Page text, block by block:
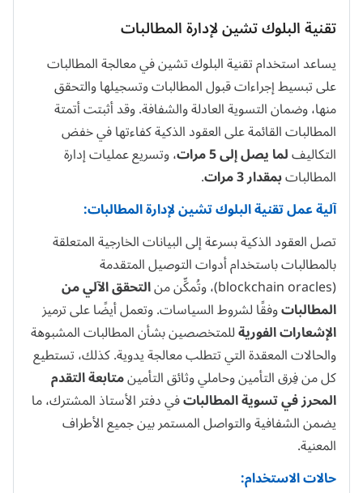
تقنية البلوك تشين لإدارة المطالبات
يساعد استخدام تقنية البلوك تشين في معالجة المطالبات
على تبسيط إجراءات قبول المطالبات وتسجيلها والتحقق
منها، وضمان التسوية العادلة والشفافة. وقد أثبتت أتمتة
المطالبات القائمة على العقود الذكية كفاءتها في خفض
التكاليفلما يصل إلى 5 مرات
، وتسريع عمليات إدارة
المطالباتبمقدار 3 مرات
.
آلية عمل تقنية البلوك تشين لإدارة المطالبات:
تصل العقود الذكية بسرعة إلى البيانات الخارجية المتعلقة
بالمطالبات باستخدام أدوات التوصيل المتقدمة
(blockchain oracles)، وتُمكِّن من
التحقق الآلي من
المطالباتوفقًا لشروط السياسات. وتعمل أيضًا على ترميز
الإشعارات الفوريةللمتخصصين بشأن المطالبات المشبوهة
والحالات المعقدة التي تتطلب معالجة يدوية. كذلك، تستطيع
كل من فِرق التأمين وحاملي وثائق التأمينمتابعة التقدم
المحرز في تسوية المطالباتفي دفتر الأستاذ المشترك، ما
يضمن الشفافية والتواصل المستمر بين جميع الأطراف
المعنية.
حالات الاستخدام: